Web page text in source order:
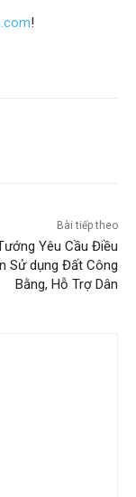
!
Bài tiếp theo
Yêu Cầu Điều
Sử dụng Đất Công
Bằng, Hỗ Trợ Dân